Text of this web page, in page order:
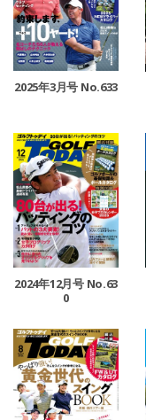
2025年3月号 No.633
2024年12月号 No.63
0